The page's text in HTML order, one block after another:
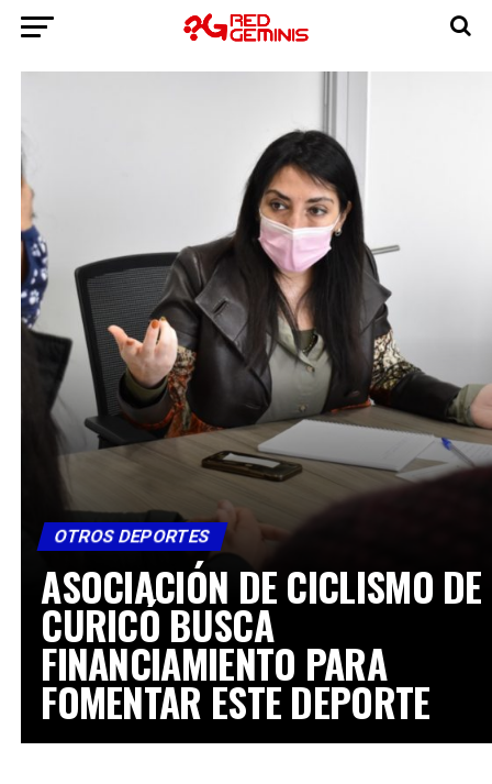
OTROS DEPORTES
ASOCIACIÓN DE CICLISMO DE
CURICÓ BUSCA
FINANCIAMIENTO PARA
FOMENTAR ESTE DEPORTE